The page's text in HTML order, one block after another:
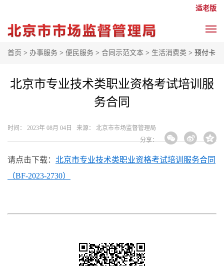
适老版
首页 > 办事服务 > 便民服务 > 合同示范文本 > 生活消费类 > 预付卡
北京市专业技术类职业资格考试培训服
务合同
时间： 2023年 08月 04日 来源： 北京市市场监督管理局
分享：
请点击下载： 北京市专业技术类职业资格考试培训服务合同
（BF-2023-2730）